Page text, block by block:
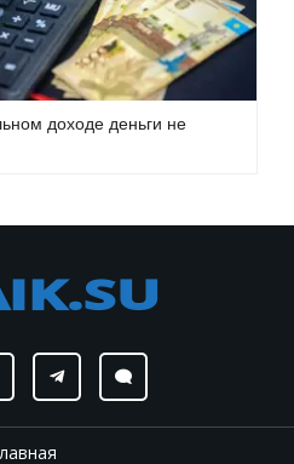
доходе деньги не